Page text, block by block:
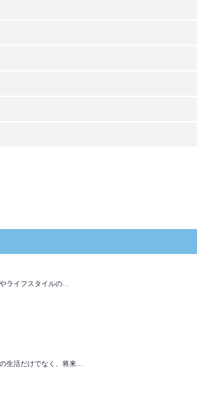
やライフスタイルの…
生活だけでなく、将来…